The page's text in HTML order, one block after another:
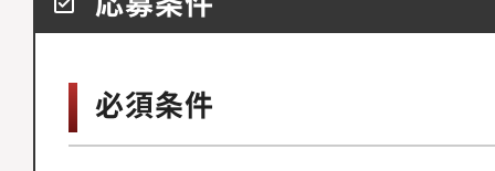
必須条件